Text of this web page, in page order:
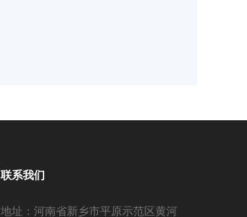
联系我们
地址：河南省新乡市平原示范区黄河